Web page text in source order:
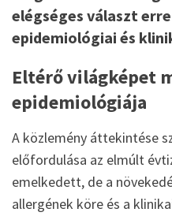
elégséges választ
epidemiológiai és
Eltérő világképet
epidemiológiája
A közlemény áttekintése
előfordulása az elmúlt
emelkedett, de a
allergének köre és a